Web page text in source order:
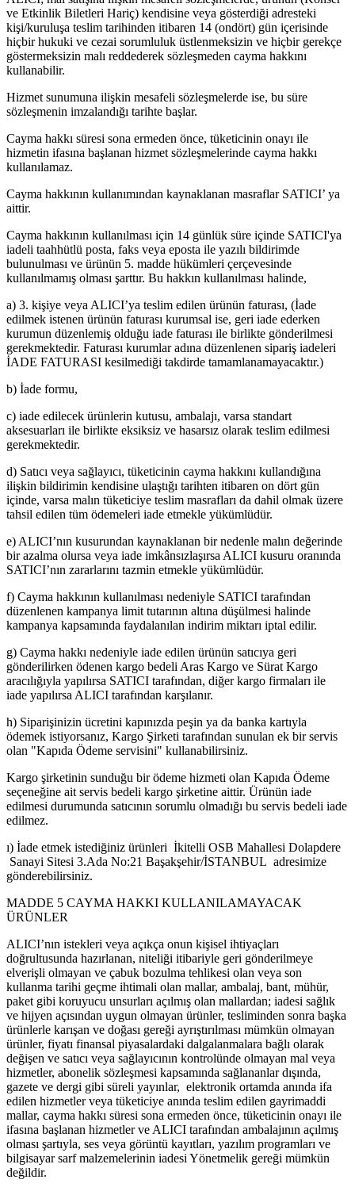
ve Etkinlik Biletleri Hariç) kendisine veya gösterdiği adresteki
kişi/kuruluşa teslim tarihinden itibaren 14 (ondört) gün içerisinde
hiçbir hukuki ve cezai sorumluluk üstlenmeksizin ve hiçbir gerekçe
göstermeksizin malı reddederek sözleşmeden cayma hakkını
kullanabilir.
Hizmet sunumuna ilişkin mesafeli sözleşmelerde ise, bu süre
sözleşmenin imzalandığı tarihte başlar.
Cayma hakkı süresi sona ermeden önce, tüketicinin onayı ile
hizmetin ifasına başlanan hizmet sözleşmelerinde cayma hakkı
kullanılamaz.
Cayma hakkının kullanımından kaynaklanan masraflar SATICI’ ya
aittir.
Cayma hakkının kullanılması için 14 günlük süre içinde SATICI'ya
iadeli taahhütlü posta, faks veya eposta ile yazılı bildirimde
bulunulması ve ürünün 5. madde hükümleri çerçevesinde
kullanılmamış olması şarttır. Bu hakkın kullanılması halinde,
a) 3. kişiye veya ALICI’ya teslim edilen ürünün faturası, (İade
edilmek istenen ürünün faturası kurumsal ise, geri iade ederken
kurumun düzenlemiş olduğu iade faturası ile birlikte gönderilmesi
gerekmektedir. Faturası kurumlar adına düzenlenen sipariş iadeleri
İADE FATURASI kesilmediği takdirde tamamlanamayacaktır.)
b) İade formu,
c) iade edilecek ürünlerin kutusu, ambalajı, varsa standart
aksesuarları ile birlikte eksiksiz ve hasarsız olarak teslim edilmesi
gerekmektedir.
d) Satıcı veya sağlayıcı, tüketicinin cayma hakkını kullandığına
ilişkin bildirimin kendisine ulaştığı tarihten itibaren on dört gün
içinde, varsa malın tüketiciye teslim masrafları da dahil olmak üzere
tahsil edilen tüm ödemeleri iade etmekle yükümlüdür.
e) ALICI’nın kusurundan kaynaklanan bir nedenle malın değerinde
bir azalma olursa veya iade imkânsızlaşırsa ALICI kusuru oranında
SATICI’nın zararlarını tazmin etmekle yükümlüdür.
f) Cayma hakkının kullanılması nedeniyle SATICI tarafından
düzenlenen kampanya limit tutarının altına düşülmesi halinde
kampanya kapsamında faydalanılan indirim miktarı iptal edilir.
g) Cayma hakkı nedeniyle iade edilen ürünün satıcıya geri
gönderilirken ödenen kargo bedeli Aras Kargo ve Sürat Kargo
aracılığıyla yapılırsa SATICI tarafından, diğer kargo firmaları ile
iade yapılırsa ALICI tarafından karşılanır.
h) Siparişinizin ücretini kapınızda peşin ya da banka kartıyla
ödemek istiyorsanız, Kargo Şirketi tarafından sunulan ek bir servis
olan "Kapıda Ödeme servisini" kullanabilirsiniz.
Kargo şirketinin sunduğu bir ödeme hizmeti olan Kapıda Ödeme
seçeneğine ait servis bedeli kargo şirketine aittir. Ürünün iade
edilmesi durumunda satıcının sorumlu olmadığı bu servis bedeli iade
edilmez.
ı) İade etmek istediğiniz ürünleri İkitelli OSB Mahallesi Dolapdere
Sanayi Sitesi 3.Ada No:21 Başakşehir/İSTANBUL adresimize
gönderebilirsiniz.
MADDE 5 CAYMA HAKKI KULLANILAMAYACAK
ÜRÜNLER
ALICI’nın istekleri veya açıkça onun kişisel ihtiyaçları
doğrultusunda hazırlanan, niteliği itibariyle geri gönderilmeye
elverişli olmayan ve çabuk bozulma tehlikesi olan veya son
kullanma tarihi geçme ihtimali olan mallar, ambalaj, bant, mühür,
paket gibi koruyucu unsurları açılmış olan mallardan; iadesi sağlık
ve hijyen açısından uygun olmayan ürünler, tesliminden sonra başka
ürünlerle karışan ve doğası gereği ayrıştırılması mümkün olmayan
ürünler, fiyatı finansal piyasalardaki dalgalanmalara bağlı olarak
değişen ve satıcı veya sağlayıcının kontrolünde olmayan mal veya
hizmetler, abonelik sözleşmesi kapsamında sağlananlar dışında,
gazete ve dergi gibi süreli yayınlar, elektronik ortamda anında ifa
edilen hizmetler veya tüketiciye anında teslim edilen gayrimaddi
mallar, cayma hakkı süresi sona ermeden önce, tüketicinin onayı ile
ifasına başlanan hizmetler ve ALICI tarafından ambalajının açılmış
olması şartıyla, ses veya görüntü kayıtları, yazılım programları ve
bilgisayar sarf malzemelerinin iadesi Yönetmelik gereği mümkün
değildir.